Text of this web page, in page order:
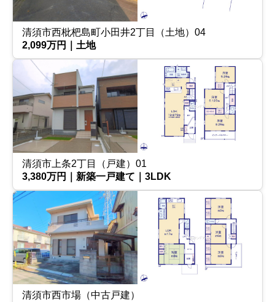
清須市西枇杷島町小田井2丁目（土地）04
2,099万円｜土地
清須市上条2丁目（戸建）01
3,380万円｜新築一戸建て｜3LDK
清須市西市場（中古戸建）